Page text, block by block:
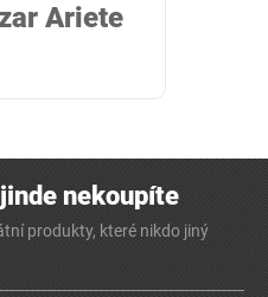
Ariete
nekoupíte
produkty, které nikdo jiný